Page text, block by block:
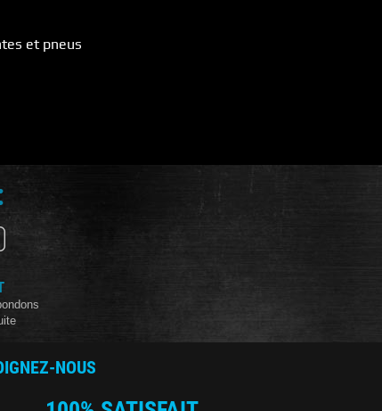
et pneus
NOUS